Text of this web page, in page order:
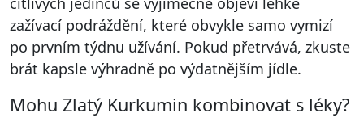
zažívací podráždění, které obvykle samo vymizí
po prvním týdnu užívání. Pokud přetrvává, zkuste
brát kapsle výhradně po výdatnějším jídle.
Mohu Zlatý Kurkumin kombinovat s léky?